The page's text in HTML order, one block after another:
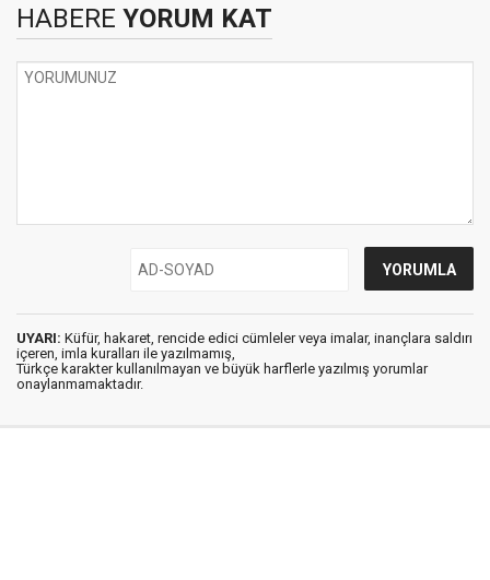
HABERE YORUM KAT
UYARI: Küfür, hakaret, rencide edici cümleler veya imalar, inançlara saldırı
içeren, imla kuralları ile yazılmamış,
Türkçe karakter kullanılmayan ve büyük harflerle yazılmış yorumlar
onaylanmamaktadır.